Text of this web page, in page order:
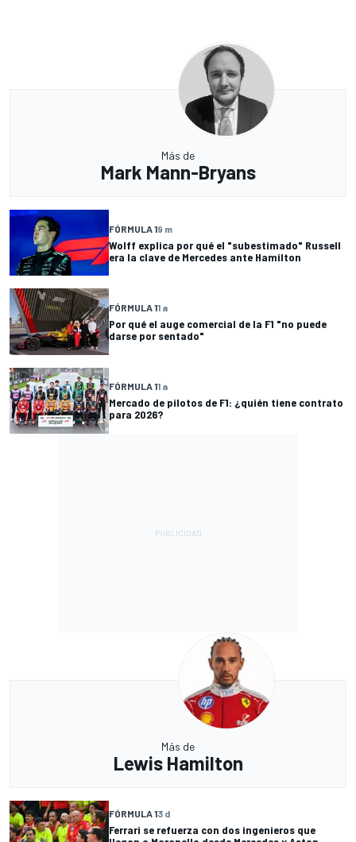
Más de
Mark Mann-Bryans
FÓRMULA 19 m
Wolff explica por qué el "subestimado" Russell
era la clave de Mercedes ante Hamilton
FÓRMULA 11 a
Por qué el auge comercial de la F1 "no puede
darse por sentado"
FÓRMULA 11 a
Mercado de pilotos de F1: ¿quién tiene contrato
para 2026?
Más de
Lewis Hamilton
FÓRMULA 13 d
Ferrari se refuerza con dos ingenieros que